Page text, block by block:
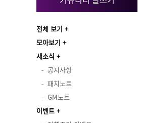
전체 보기
모아보기
새소식
공지사항
패치노트
GM노트
이벤트